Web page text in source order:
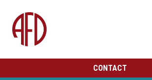
CONTACT